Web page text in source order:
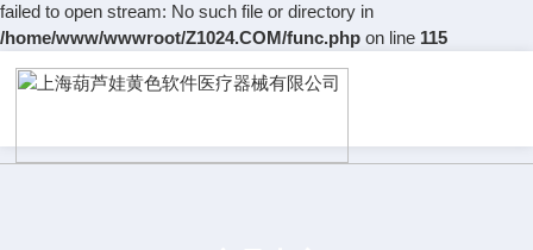
failed to open stream: No such file or directory in
/home/www/wwwroot/Z1024.COM/func.php on line 115